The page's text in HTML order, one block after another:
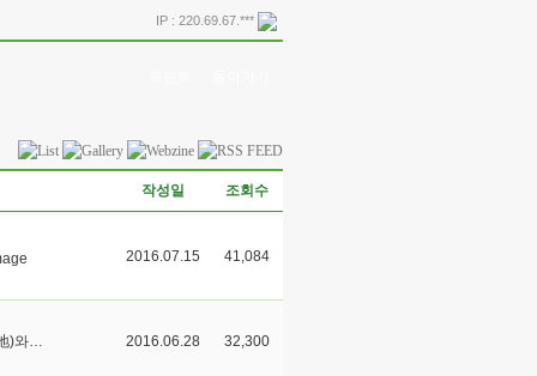
IP : 220.69.67.***
작성일 조회수
2016.07.15 41,084
2016.06.28 32,300